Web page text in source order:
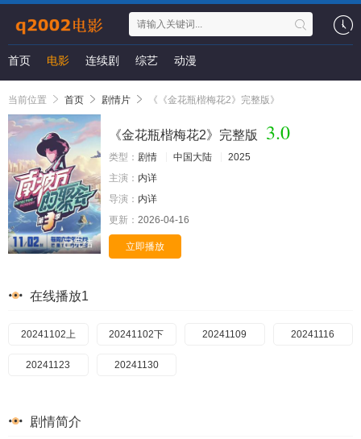
首页 电影 连续剧 综艺 动漫
当前位置 首页 剧情片 《《金花瓶楷梅花2》完整版》
已完结
《金花瓶楷梅花2》完整版 3.0
类型： 剧情 中国大陆
2025
主演： 内详
导演： 内详
更新： 2026-04-16
立即播放
在线播放1
20241102上 20241102下 20241109 20241116
20241123 20241130
剧情简介